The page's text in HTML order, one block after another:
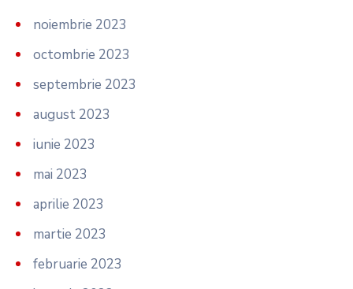
noiembrie 2023
octombrie 2023
septembrie 2023
august 2023
iunie 2023
mai 2023
aprilie 2023
martie 2023
februarie 2023